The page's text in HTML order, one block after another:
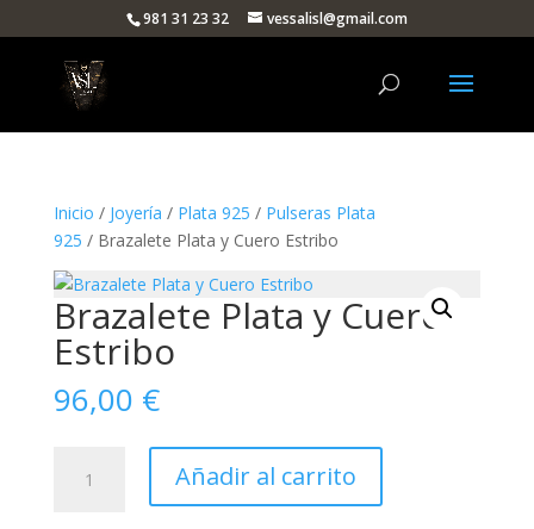
981 31 23 32 vessalisl@gmail.com
Inicio / Joyería / Plata 925 / Pulseras Plata
925 / Brazalete Plata y Cuero Estribo
Brazalete Plata y Cuero
Estribo
96,00 €
Plata
Añadir al carrito